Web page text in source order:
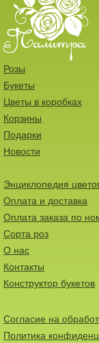
Розы
Букеты
Цветы в коробках
Корзины
Подарки
Новости
Энциклопедия
Оплата и доставка
Оплата заказа по
Сорта роз
О нас
Контакты
Конструктор букетов
Согласие на
Политика